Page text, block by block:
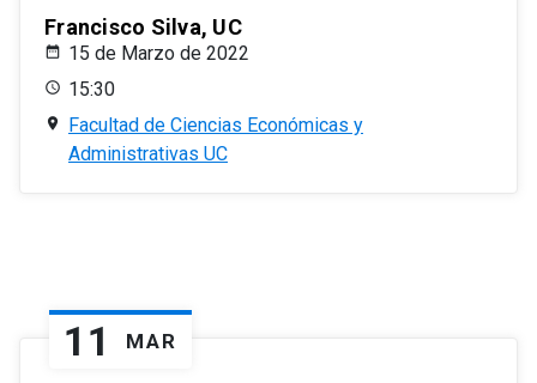
Francisco Silva, UC
15 de Marzo de 2022
15:30
Facultad de Ciencias Económicas y
Administrativas UC
11 MAR